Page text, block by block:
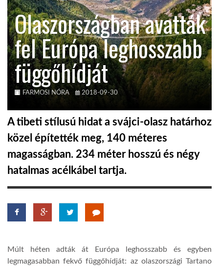
KÖZEL-KELET
AUSZTRÁLIA
A VILÁG ITTHON
GLOBOTV BP
TROPICALMAGAZIN
Olaszországban avatták
fel Európa leghosszabb
függőhídját
FARMOSI NÓRA 2018-09-30
A tibeti stílusú hidat a svájci-olasz határhoz
közel építették meg, 140 méteres
magasságban. 234 méter hosszú és négy
hatalmas acélkábel tartja.
Múlt héten adták át Európa leghosszabb és egyben
legmagasabban fekvő függőhídját: az olaszországi Tartano